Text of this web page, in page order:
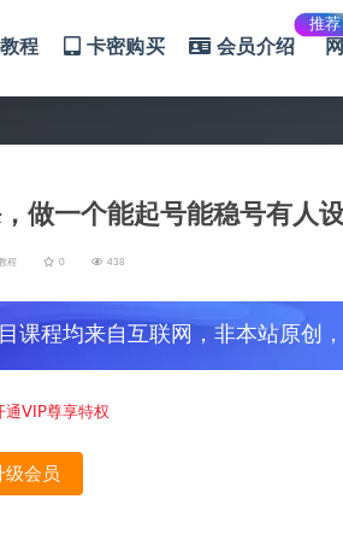
教程 卡密购买 会员介绍
推荐
做一个能起号能稳号有人
程 0 438
目课程均来自互联网，非本站原创
通VIP尊享特权
会员